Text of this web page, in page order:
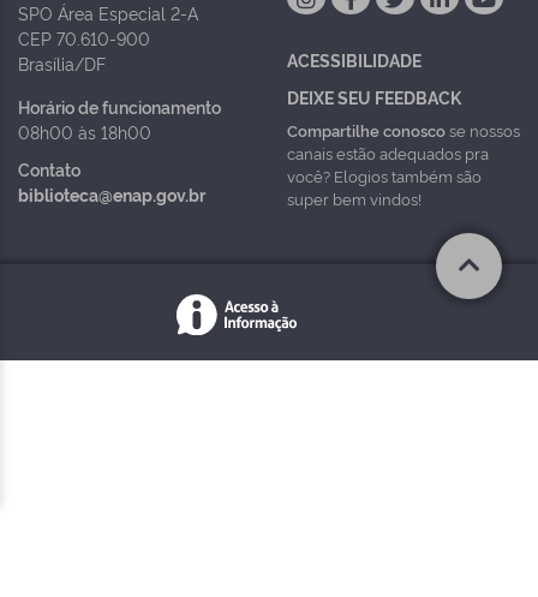
SPO Área Especial 2-A
CEP 70.610-900
Brasília/DF
Horário de funcionamento
08h00 às 18h00
Contato
biblioteca@enap.gov.br
ACESSIBILIDADE
DEIXE SEU FEEDBACK
Compartilhe conoscose nossos
canais estão adequados pra
você? Elogios também são
super bem vindos!